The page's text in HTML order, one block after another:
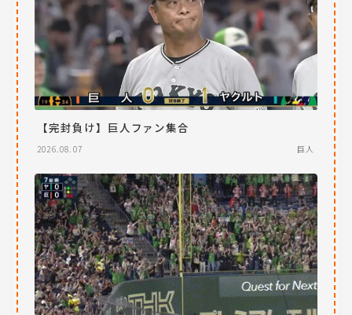
【完封負け】巨人ファン集合
2026.08.07 巨人